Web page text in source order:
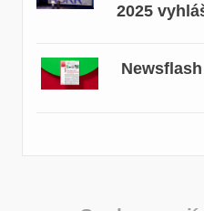
2025